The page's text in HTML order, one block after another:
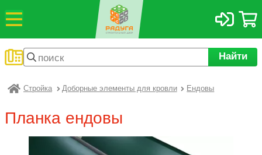
Найти
Радуга
Стройка Доборные элементы для кровли Ендовы
Планка ендовы